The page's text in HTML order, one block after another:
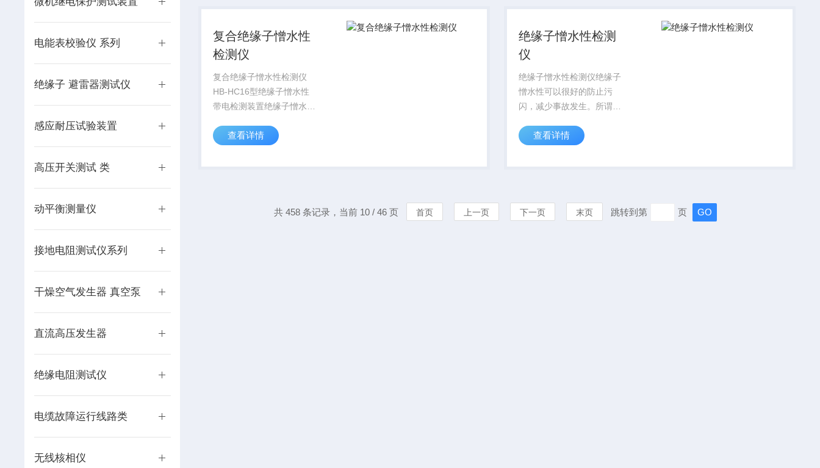
电能表校验仪 系列
绝缘子 避雷器测试仪
感应耐压试验装置
高压开关测试 类
动平衡测量仪
接地电阻测试仪系列
干燥空气发生器 真空泵
直流高压发生器
绝缘电阻测试仪
电缆故障运行线路类
无线核相仪
复合绝缘子憎水性
检测仪
复合绝缘子憎水性检测仪
HB-HC16型绝缘子憎水性
带电检测装置绝缘子憎水性
好的憎水性可以更好的防止
憎水性是指绝缘子表面不易
查看详情
绝缘子憎水性检测
仪
绝缘子憎水性检测仪绝缘子
憎水性可以很好的防止污
闪，减少事故发生。所谓憎
潮，吸附的水分以不连续的
形成连续水膜，从而限制了
查看详情
共 458 条记录，当前 10 / 46 页 首页 上一页 下一页 末页 跳转到第 页